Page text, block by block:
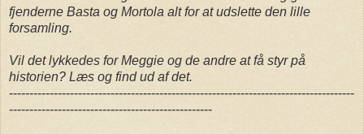
fjenderne Basta og Mortola alt for at udslette den lille
forsamling.
Vil det lykkedes for Meggie og de andre at få styr på
historien? Læs og find ud af det.
-------------------------------------------------------------------------------------
--------------------------------------------------